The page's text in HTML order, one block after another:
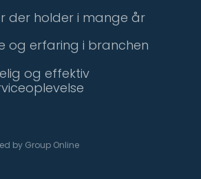
der holder i mange år
og erfaring i branchen
og effektiv
by Group Online